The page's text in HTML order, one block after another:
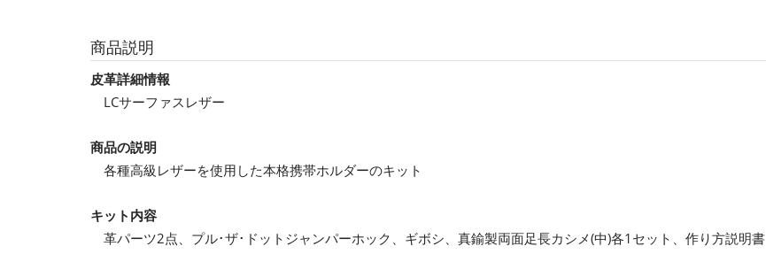
商品説明
皮革詳細情報
LCサーファスレザー
商品の説明
各種高級レザーを使用した本格携帯ホルダーのキット
キット内容
革パーツ2点、プル･ザ･ドットジャンパーホック、ギボシ、真鍮製両面足長カシメ(中)各1セット、作り方説明書